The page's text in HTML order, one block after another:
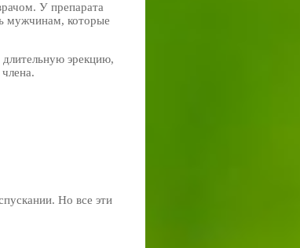
У препарата
мужчинам, которые
эрекцию,
Но все эти